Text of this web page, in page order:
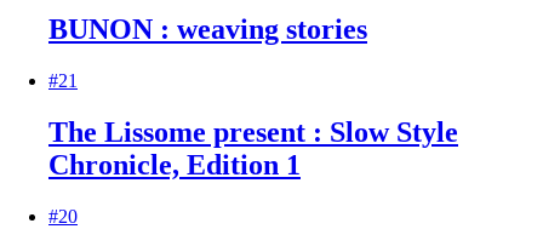
BUNON : weaving stories
#21
The Lissome present : Slow Style
Chronicle, Edition 1
#20